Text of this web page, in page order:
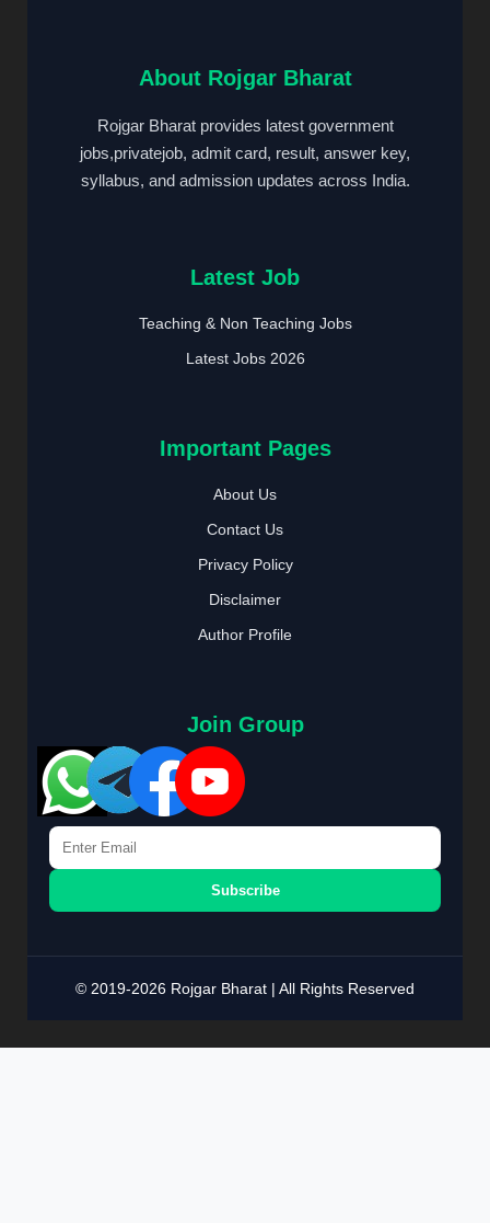
About Rojgar Bharat
Rojgar Bharat provides latest government
jobs,privatejob, admit card, result, answer key,
syllabus, and admission updates across India.
Latest Job
Teaching & Non Teaching Jobs
Latest Jobs 2026
Important Pages
About Us
Contact Us
Privacy Policy
Disclaimer
Author Profile
Join Group
Subscribe
© 2019-2026 Rojgar Bharat | All Rights Reserved